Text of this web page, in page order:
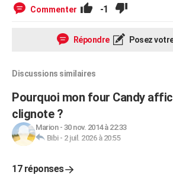
Commenter -1
Répondre Posez
Discussions similaires
Pourquoi mon four Candy
clignote ?
Marion- 30 nov. 2014 à 22:33
Bibi- 2 juil. 2026 à 20:55
17 réponses